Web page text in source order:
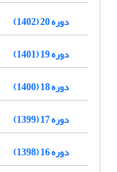
دوره 20 (1402)
دوره 19 (1401)
دوره 18 (1400)
دوره 17 (1399)
دوره 16 (1398)